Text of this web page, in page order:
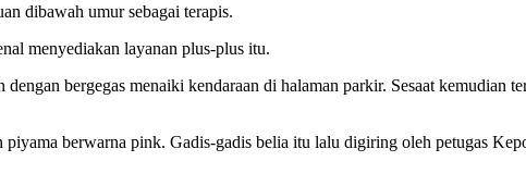
dibawah umur sebagai terapis.
menyediakan layanan plus-plus itu.
bergegas menaiki kendaraan di halaman parkir. Sesaat kemudian
berwarna pink. Gadis-gadis belia itu lalu digiring oleh petugas